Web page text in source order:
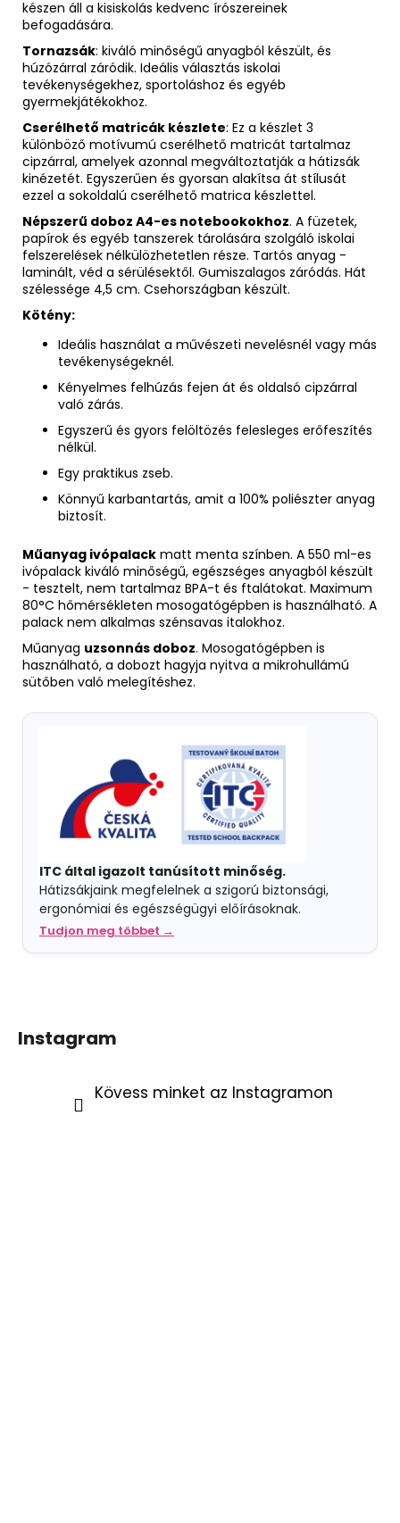
készen áll a kisiskolás kedvenc írószereinek
befogadására.
Tornazsák: kiváló minőségű anyagból készült, és
húzózárral záródik. Ideális választás iskolai
tevékenységekhez, sportoláshoz és egyéb
gyermekjátékokhoz.
Cserélhető matricák készlete: Ez a készlet 3
különböző motívumú cserélhető matricát tartalmaz
cipzárral, amelyek azonnal megváltoztatják a hátizsák
kinézetét. Egyszerűen és gyorsan alakítsa át stílusát
ezzel a sokoldalú cserélhető matrica készlettel.
Népszerű doboz A4-es notebookokhoz. A füzetek,
papírok és egyéb tanszerek tárolására szolgáló iskolai
felszerelések nélkülözhetetlen része. Tartós anyag -
laminált, véd a sérülésektől. Gumiszalagos záródás. Hát
szélessége 4,5 cm. Csehországban készült.
Kötény:
Ideális használat a művészeti nevelésnél vagy más
tevékenységeknél.
Kényelmes felhúzás fejen át és oldalsó cipzárral
való zárás.
Egyszerű és gyors felöltözés felesleges erőfeszítés
nélkül.
Egy praktikus zseb.
Könnyű karbantartás, amit a 100% poliészter anyag
biztosít.
Műanyag ivópalack matt menta színben. A 550 ml-es
ivópalack kiváló minőségű, egészséges anyagból készült
- tesztelt, nem tartalmaz BPA-t és ftalátokat. Maximum
80°C hőmérsékleten mosogatógépben is használható. A
palack nem alkalmas szénsavas italokhoz.
Műanyag uzsonnás doboz. Mosogatógépben is
használható, a dobozt hagyja nyitva a mikrohullámú
sütőben való melegítéshez.
ITC által igazolt tanúsított minőség.
Hátizsákjaink megfelelnek a szigorú biztonsági,
ergonómiai és egészségügyi előírásoknak.
Tudjon meg többet →
Instagram
Kövess minket az Instagramon